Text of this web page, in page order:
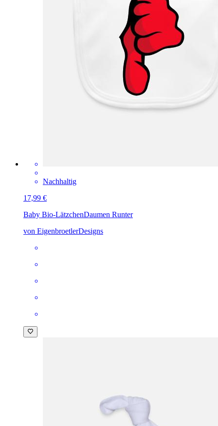
Nachhaltig
17,99 €
Baby Bio-LätzchenDaumen Runter
von EigenbroetlerDesigns